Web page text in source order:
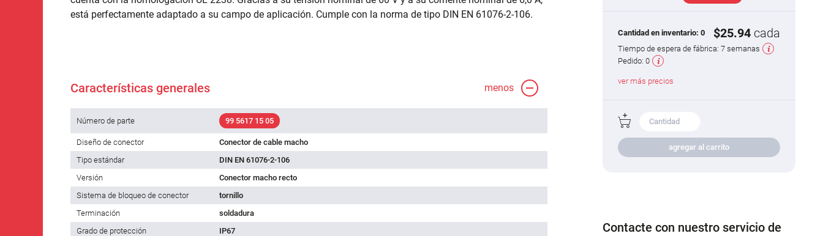
está perfectamente adaptado a su campo de aplicación. Cumple con la norma de tipo DIN EN 61076-2-106.
Características generales menos
Número de parte 99 5617 15 05
Diseño de conector
Conector de cable macho
Tipo estándar
DIN EN 61076-2-106
Versión
Conector macho recto
Sistema de bloqueo de conector
tornillo
Terminación
soldadura
Grado de protección
IP67
Cantidad en inventario:0 $25.94cada
Tiempo de espera de fábrica:7 semanas
Pedido:0
ver más precios
agregar al carrito
Contacte con nuestro servicio de